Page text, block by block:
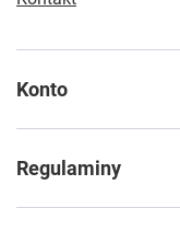
Konto
Regulaminy